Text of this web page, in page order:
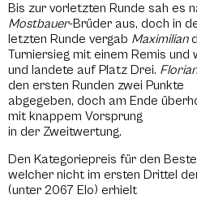
Bis zur vorletzten Runde sah es
Mostbauer-Brüder aus, doch in
letzten Runde vergab Maximilian
Turniersieg mit einem Remis und
und landete auf Platz Drei.
den ersten Runden zwei Punkte
abgegeben, doch am Ende
mit knappem Vorsprung
in der Zweitwertung.
Den Kategoriepreis für den
welcher nicht im ersten Drittel
(unter 2067 Elo) erhielt